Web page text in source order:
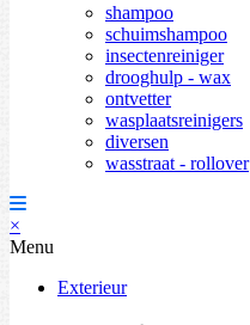
shampoo
schuimshampoo
insectenreiniger
drooghulp - wax
ontvetter
wasplaatsreinigers
diversen
wasstraat - rollover
×
Menu
Exterieur